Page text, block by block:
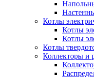
Котлы
Котлы
Котлы
Котлы
Коллекторы и